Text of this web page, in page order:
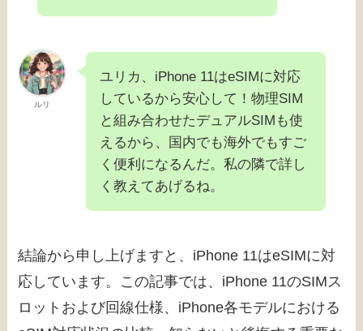
ルリ
ユリカ、iPhone 11はeSIMに対応
しているから安心して！物理SIM
と組み合わせたデュアルSIMも使
えるから、国内でも海外でもすご
く便利になるんだ。私の隣で詳し
く教えてあげるね。
結論から申し上げますと、iPhone 11はeSIMに対
応しています。この記事では、iPhone 11のSIMス
ロットおよび回線仕様、iPhone各モデルにおける